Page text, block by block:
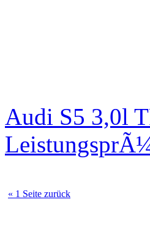
Audi S5 3,0l
« 1 Seite zurück